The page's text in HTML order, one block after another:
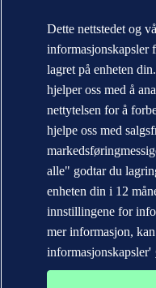
Varemerkene DNV GL®,
Veritas® tilhører selskaper i
rettigheter forbeholdt.
WHEN TRUST MATTERS
Dette nettstedet og
informasjonskapsler
lagret på enheten
hjelper oss med å
nettytelsen for å
hjelpe oss med
alle" godtar du
enheten din i 12
innstillingene for
mer informasjon,
informasjonskapsler'